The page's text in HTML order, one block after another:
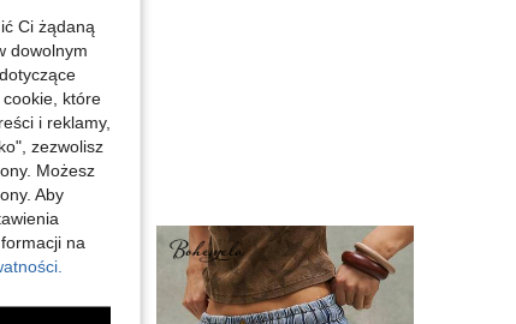
Ci żądaną
dowolnym
które
i reklamy,
zezwolisz
Możesz
Aby
na